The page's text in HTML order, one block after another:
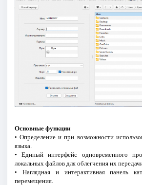
Основные функции
• Определение и при возможности
языка.
• Единый интерфейс одновременного
локальных файлов для облегчения их
• Наглядная и интерактивная панель
перемещения.